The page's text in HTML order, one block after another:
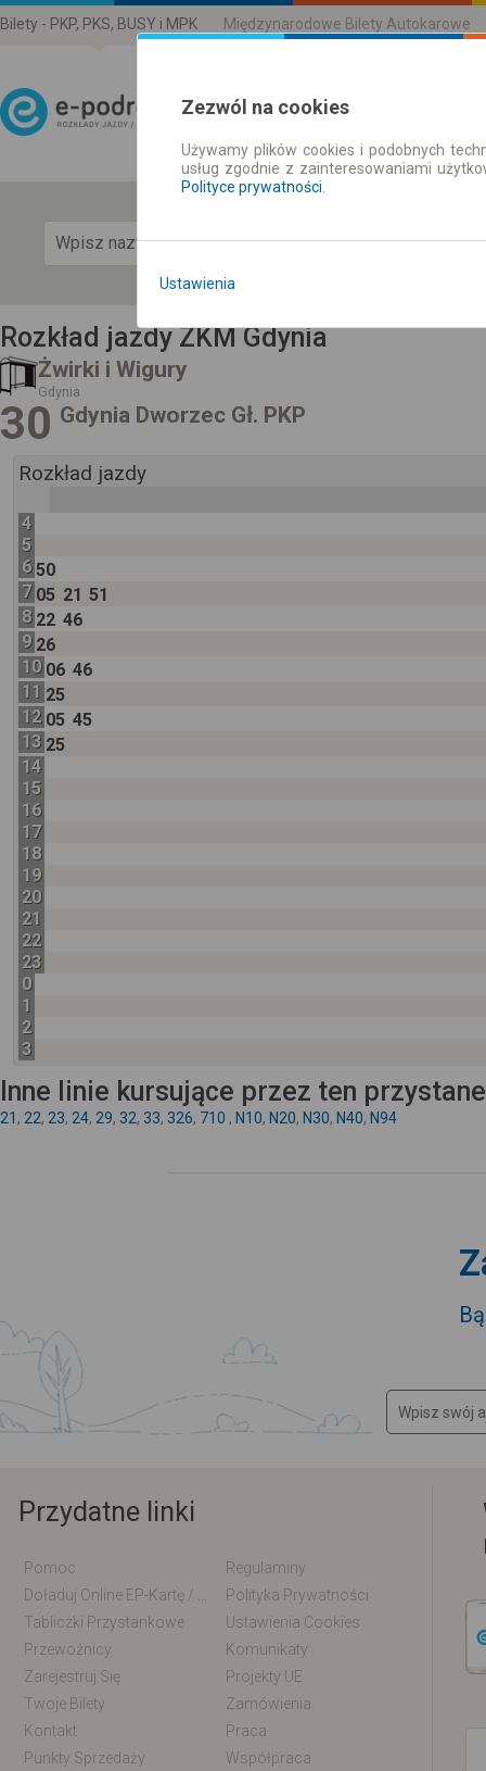
Bilety - PKP, PKS, BUSY i MPK Międzynarodowe Bilety Autokarowe
Rozkład Jazdy | Bilety
Rozkład jazdy ZKM Gdynia
Żwirki i Wigury
Gdynia
30 Gdynia Dworzec Gł. PKP
Rozkład jazdy
4
5
6 50
7 05 21 51
8 22 46
9 26
10 06 46
11 25
12 05 45
13 25
14
15
16
17
18
19
20
21
22
23
0
1
2
3
Inne linie kursujące przez ten
21 , 22, 23, 24, 29, 32, 33, 326, 710 , N10, N20, N30, N40, N94
Przydatne linki
Pomoc
Regulaminy
Polityka Prywatności
Tabliczki Przystankowe
Ustawienia Cookies
Przewoźnicy
Komunikaty
Zarejestruj Się
Projekty UE
Twoje Bilety
Zamówienia
Kontakt
Praca
Punkty Sprzedaży
Współpraca
Zezwól na cookies
Używamy plików cookies i podobnych
usług zgodnie z zainteresowaniami
Polityce prywatności
Ustawienia